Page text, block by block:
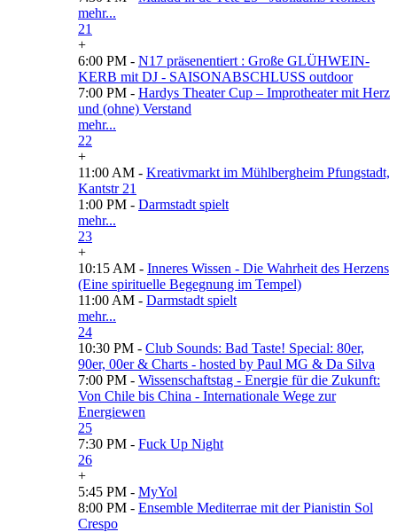
mehr...
21
+
6:00 PM - N17 präsenentiert : Große GLÜHWEIN-
KERB mit DJ - SAISONABSCHLUSS outdoor
7:00 PM - Hardys Theater Cup – Improtheater mit Herz
und (ohne) Verstand
mehr...
22
+
11:00 AM - Kreativmarkt im Mühlbergheim Pfungstadt,
Kantstr 21
1:00 PM - Darmstadt spielt
mehr...
23
+
10:15 AM - Inneres Wissen - Die Wahrheit des Herzens
(Eine spirituelle Begegnung im Tempel)
11:00 AM - Darmstadt spielt
mehr...
24
10:30 PM - Club Sounds: Bad Taste! Special: 80er,
90er, 00er & Charts - hosted by Paul MG & Da Silva
7:00 PM - Wissenschaftstag - Energie für die Zukunft:
Von Chile bis China - Internationale Wege zur
Energiewen
25
7:30 PM - Fuck Up Night
26
+
5:45 PM - MyYol
8:00 PM - Ensemble Mediterrae mit der Pianistin Sol
Crespo